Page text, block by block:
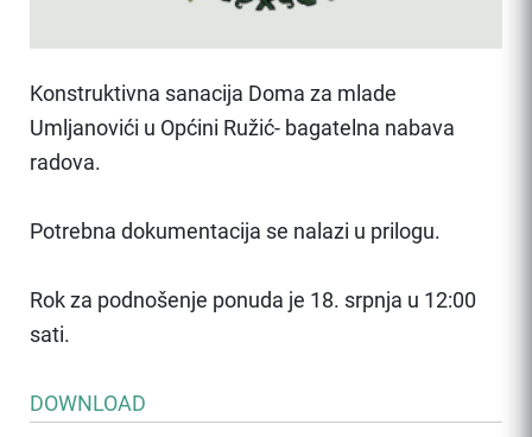
Konstruktivna sanacija Doma za mlade
Umljanovići u Općini Ružić- bagatelna nabava
radova.
Potrebna dokumentacija se nalazi u prilogu.
Rok za podnošenje ponuda je 18. srpnja u 12:00
sati.
DOWNLOAD